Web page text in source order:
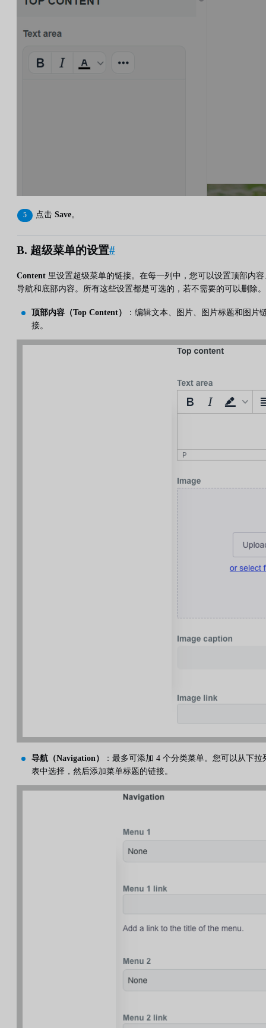
点击 Save。
B. 超级菜单的设置#
Content 里设置超级菜单的链接。在每一列中，您可以设置顶部内容
导航和底部内容。所有这些设置都是可选的，若不需要的可以删除。
顶部内容（Top Content）
：编辑文本、图片、图片标题和图片
接。
导航（Navigation）
：最多可添加 4 个分类菜单。您可以从下拉
表中选择，然后添加菜单标题的链接。